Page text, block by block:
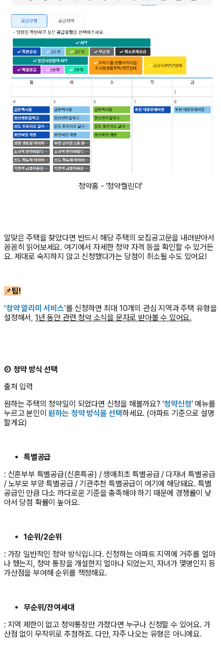
청약홈 - '청약캘린더'
알맞은 주택을 찾았다면 반드시 해당 주택의 모집공고문을 내려받아서
꼼꼼히 읽어보세요. 여기에서 자세한 청약 자격 등을 확인할 수 있거든
요. 제대로 숙지하지 않고 신청했다가는 당첨이 취소될 수도 있어요!
📌팁!
‘청약 알리미 서비스’를 신청하면 최대 10개의 관심 지역과 주택 유형을
설정해서, 1년 동안 관련 청약 소식을 문자로 받아볼 수 있어요.
② 청약 방식 선택
출처 입력
원하는 주택의 청약일이 되었다면 신청을 해볼까요? ‘청약신청’ 메뉴를
누르고 본인이원하는 청약 방식을 선택하세요. (아파트 기준으로 설명
할게요)
특별공급
: 신혼부부 특별공급(신혼특공) / 생애최초 특별공급 / 다자녀 특별공급
/ 노부모 부양 특별공급 / 기관추천 특별공급이 여기에 해당돼요. 특별
공급인 만큼 다소 까다로운 기준을 충족해야 하기 때문에 경쟁률이 낮
아서 당첨 확률이 높아요.
1순위/2순위
: 가장 일반적인 청약 방식입니다. 신청하는 아파트 지역에 거주를 얼마
나 했는지, 청약 통장을 개설한지 얼마나 되었는지, 자녀가 몇명인지 등
가산점을 부여해 순위를 책정해요.
무순위/잔여세대
: 지역 제한이 없고 청약통장만 가졌다면 누구나 신청할 수 있어요. 가
산점 없이 무작위로 추첨하죠. 다만, 자주 나오는 유형은 아니에요.